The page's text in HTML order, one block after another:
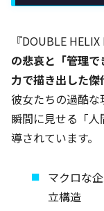
『DOUBLE
の悲哀と「管理
力で描き出した傑
彼女たちの過酷
瞬間に見せる「
導されています。
マクロな
立構造